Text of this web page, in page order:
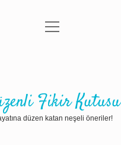
Gizlilik Politikası
menüyü
Fikir Kutusu
düzen katan neşeli öneriler!